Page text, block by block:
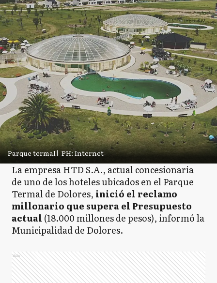
Parque termal| PH: Internet
La empresa HTD S.A., actual concesionaria
de uno de los hoteles ubicados en el Parque
Termal de Dolores, inició el reclamo
millonario que supera el Presupuesto
actual (18.000 millones de pesos), informó la
Municipalidad de Dolores.
Ads